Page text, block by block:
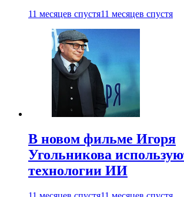
11 месяцев спустя11 месяцев спустя
В новом фильме Игоря
Угольникова
технологии ИИ